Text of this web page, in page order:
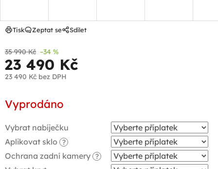
35 990 Kč –34 %
23 490 Kč
23 490 Kč bez DPH
cena:
Vyprodáno
Vybrat nabíječku
Aplikovat sklo
?
Ochrana zadní kamery ?
Tisk Zeptat se Sdílet